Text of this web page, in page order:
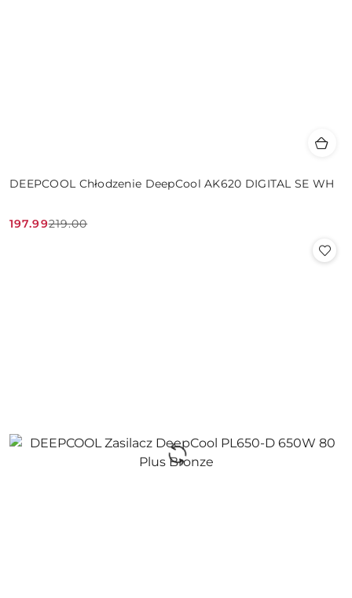
DEEPCOOL Chłodzenie DeepCool AK620 DIGITAL SE WH
Cena
197.99
Cena
219.00